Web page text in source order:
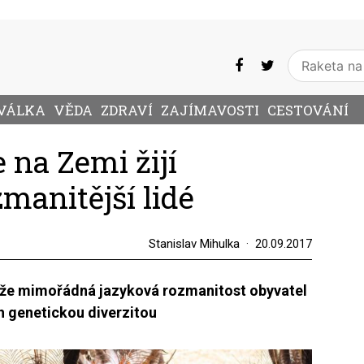
VĚDA ZDRAVÍ ZAJÍMAVOSTI CESTOVÁNÍ
na Zemi žijí
lidé
Stanislav Mihulka 20.09.2017
mimořádná jazyková rozmanitost obyvatel
genetickou diverzitou